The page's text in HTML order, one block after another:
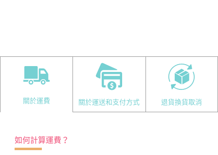
關於運費 關於運送和支付方式 退貨換貨取消
如何計算運費？